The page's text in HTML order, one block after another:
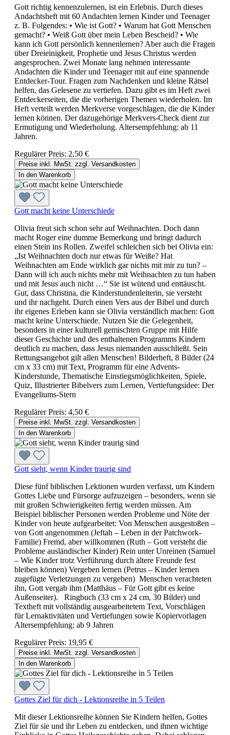
Gott richtig kennenzulernen, ist ein Erlebnis. Durch dieses
Andachtsheft mit 60 Andachten lernen Kinder und Teenager
z. B. Folgendes: • Wie ist Gott? • Warum hat Gott Menschen
gemacht? • Weiß Gott über mein Leben Bescheid? • Wie
kann ich Gott persönlich kennenlernen? Aber auch die Fragen
über Dreieinigkeit, Prophetie und Jesus Christus werden
angesprochen. Zwei Monate lang nehmen interessante
Andachten die Kinder und Teenager mit auf eine spannende
Entdecker-Tour. Fragen zum Nachdenken und kleine Rätsel
helfen, das Gelesene zu vertiefen. Dazu gibt es im Heft zwei
Entdeckerseiten, die die vorherigen Themen wiederholen. Im
Heft verteilt werden Merkverse vorgeschlagen, die die Kinder
lernen können. Der dazugehörige Merkvers-Check dient zur
Ermutigung und Wiederholung. Altersempfehlung: ab 11
Jahren.
Regulärer Preis: 2,50 €
Preise inkl. MwSt. zzgl. Versandkosten
In den Warenkorb
Gott macht keine Unterschiede
Olivia freut sich schon sehr auf Weihnachten. Doch dann
macht Roger eine dumme Bemerkung und bringt dadurch
einen Stein ins Rollen. Zweifel schleichen sich bei Olivia ein:
„Ist Weihnachten doch nur etwas für Weiße? Hat
Weihnachten am Ende wirklich gar nichts mit mir zu tun? –
Dann will ich auch nichts mehr mit Weihnachten zu tun haben
und mit Jesus auch nicht …“ Sie ist wütend und enttäuscht.
Gut, dass Christina, die Kinderstundenleiterin, sie versteht
und ihr nachgeht. Durch einen Vers aus der Bibel und durch
ihr eigenes Erleben kann sie Olivia verständlich machen: Gott
macht keine Unterschiede. Nutzen Sie die Gelegenheit,
besonders in einer kulturell gemischten Gruppe mit Hilfe
dieser Geschichte und des enthaltenen Programms Kindern
deutlich zu machen, dass Jesus niemanden ausschließt. Sein
Rettungsangebot gilt allen Menschen! Bilderheft, 8 Bilder (24
cm x 33 cm) mit Text, Programm für eine Advents-
Kinderstunde, Thematische Einstiegsmöglichkeiten, Spiele,
Quiz, Illustrierter Bibelvers zum Lernen, Vertiefungsidee: Der
Evangeliums-Stern
Regulärer Preis: 4,50 €
Preise inkl. MwSt. zzgl. Versandkosten
In den Warenkorb
Gott sieht, wenn Kinder traurig sind
Diese fünf biblischen Lektionen wurden verfasst, um Kindern
Gottes Liebe und Fürsorge aufzuzeigen – besonders, wenn sie
mit großen Schwierigkeiten fertig werden müssen. Am
Beispiel biblischer Personen werden Probleme und Nöte der
Kinder von heute aufgearbeitet: Von Menschen ausgestoßen –
von Gott angenommen (Jeftah – Leben in der Patchwork-
Familie) Fremd, aber willkommen (Ruth – Gott versteht die
Probleme ausländischer Kinder) Rein unter Unreinen (Samuel
– Wie Kinder trotz Verführung durch ältere Freunde fest
bleiben können) Vergeben lernen (Petrus – Kinder lernen
zugefügte Verletzungen zu vergeben) Menschen verachteten
ihn, Gott vergab ihm (Matthäus – Für Gott gibt es keine
Außenseiter). Ringbuch (33 cm x 24 cm, 30 Bilder) und
Textheft mit vollständig ausgearbeitetem Text, Vorschlägen
für Lernaktivitäten und Vertiefungen sowie Kopiervorlagen
Altersempfehlung: ab 9 Jahren
Regulärer Preis: 19,95 €
Preise inkl. MwSt. zzgl. Versandkosten
In den Warenkorb
Gottes Ziel für dich - Lektionsreihe in 5 Teilen
Mit dieser Lektionsreihe können Sie Kindern helfen, Gottes
Ziel für sie und ihr Leben zu entdecken, und ihnen wichtige